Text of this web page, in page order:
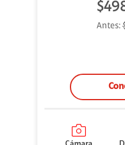
Antes: